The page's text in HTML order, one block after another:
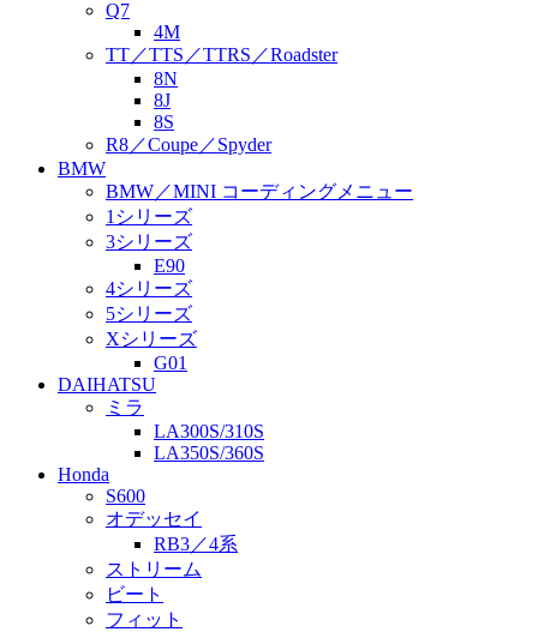
Q7
4M
TT／TTS／TTRS／Roadster
8N
8J
8S
R8／Coupe／Spyder
BMW
BMW／MINI コーディングメニュー
1シリーズ
3シリーズ
E90
4シリーズ
5シリーズ
Xシリーズ
G01
DAIHATSU
ミラ
LA300S/310S
LA350S/360S
Honda
S600
オデッセイ
RB3／4系
ストリーム
ビート
フィット